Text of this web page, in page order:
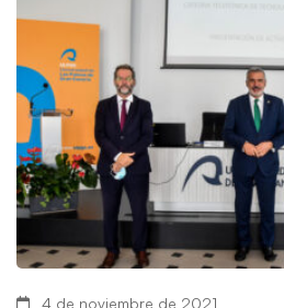
4 de noviembre de 2021